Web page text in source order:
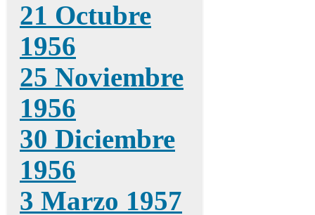
21 Octubre
1956
25 Noviembre
1956
30 Diciembre
1956
3 Marzo 1957